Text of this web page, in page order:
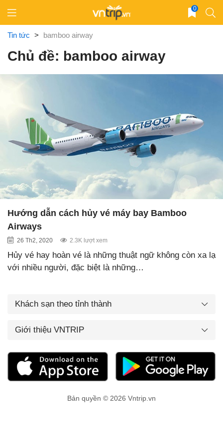
content
0
Tin tức > bamboo airway
Chủ đề: bamboo airway
Hướng dẫn cách hủy vé máy bay Bamboo
Airways
26 Th2, 2020 2.3K lượt xem
Hủy vé hay hoàn vé là những thuật ngữ không còn xa lạ
với nhiều người, đặc biệt là những…
Khách sạn theo tỉnh thành
Giới thiệu VNTRIP
Bản quyền © 2026 Vntrip.vn